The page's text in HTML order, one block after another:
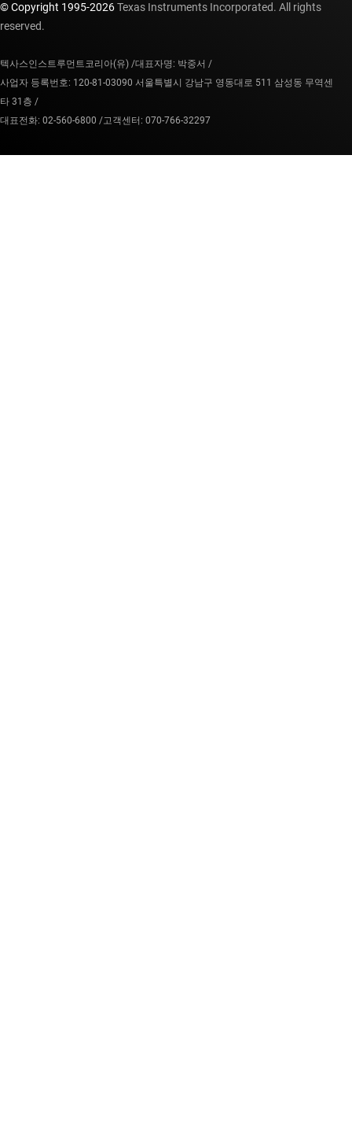
© Copyright 1995-2026Texas Instruments Incorporated. All rights
reserved.
텍사스인스트루먼트코리아(유) /대표자명: 박중서 /
사업자 등록번호: 120-81-03090 서울특별시 강남구 영동대로 511 삼성동 무역센
타 31층 /
대표전화: 02-560-6800 /고객센터: 070-766-32297